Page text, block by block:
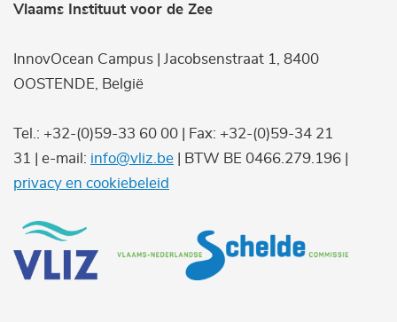
Vlaams Instituut voor de Zee
InnovOcean Campus | Jacobsenstraat 1, 8400
OOSTENDE, België
Tel.: +32-(0)59-33 60 00 | Fax: +32-(0)59-34 21
31 | e-mail: info@vliz.be | BTW BE 0466.279.196 |
privacy en cookiebeleid